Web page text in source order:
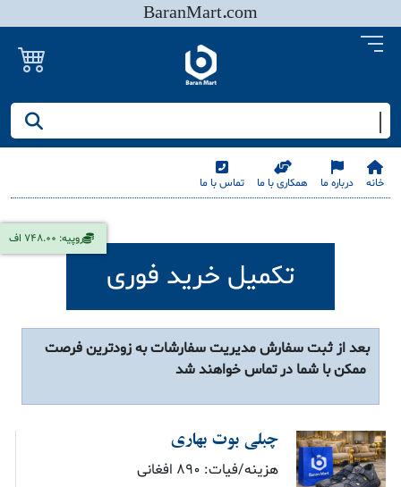
BaranMart.com
خانه درباره ما همکاری با ما تماس با ما
روپیه: 748.00 اف
تکمیل خرید فوری
بعد از ثبت سفارش مدیریت سفارشات به زودترین فرصت
ممکن با شما در تماس خواهند شد
چبلی بوت بهاری
هزینه/فیات: 890 افغانی